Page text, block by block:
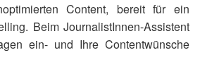
Content, bereit für ein
Beim JournalistInnen-Assistent
ein- und Ihre Contentwünsche